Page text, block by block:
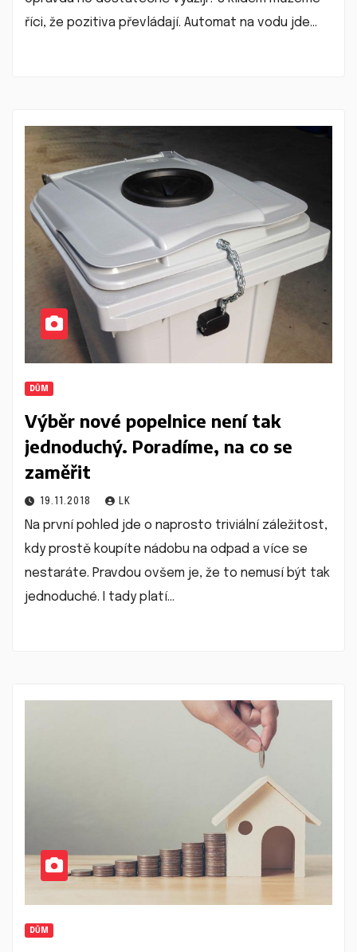
říci, že pozitiva převládají. Automat na vodu jde…
DŮM
Výběr nové popelnice není tak
jednoduchý. Poradíme, na co se
zaměřit
19.11.2018 LK
Na první pohled jde o naprosto triviální záležitost,
kdy prostě koupíte nádobu na odpad a více se
nestaráte. Pravdou ovšem je, že to nemusí být tak
jednoduché. I tady platí…
DŮM